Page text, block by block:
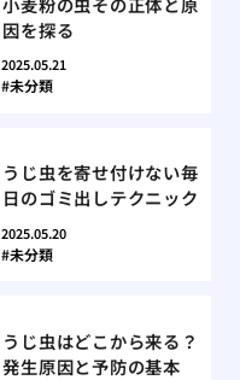
因を探る
2025.05.21
未分類
うじ虫を寄せ付けない毎
日のゴミ出しテクニック
2025.05.20
未分類
うじ虫はどこから来る？
発生原因と予防の基本